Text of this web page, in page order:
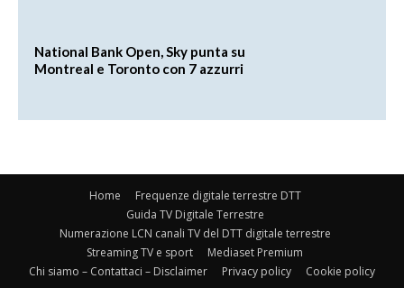
National Bank Open, Sky punta su
Montreal e Toronto con 7 azzurri
Home
Frequenze digitale terrestre DTT
Guida TV Digitale Terrestre
Numerazione LCN canali TV del DTT digitale terrestre
Streaming TV e sport
Mediaset Premium
Chi siamo – Contattaci – Disclaimer
Privacy policy Cookie policy